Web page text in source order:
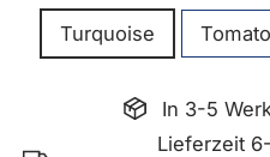
Turquoise
In 3-5
Lieferzeit